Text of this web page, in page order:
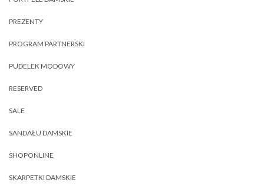
PREZENTY
PROGRAM PARTNERSKI
PUDELEK MODOWY
RESERVED
SALE
SANDAŁU DAMSKIE
SHOPONLINE
SKARPETKI DAMSKIE